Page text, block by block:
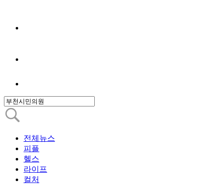
전체뉴스
피플
헬스
라이프
컬처